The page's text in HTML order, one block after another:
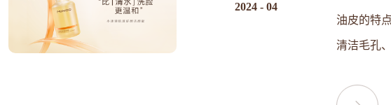
2024 - 04
油皮的特
清洁毛孔